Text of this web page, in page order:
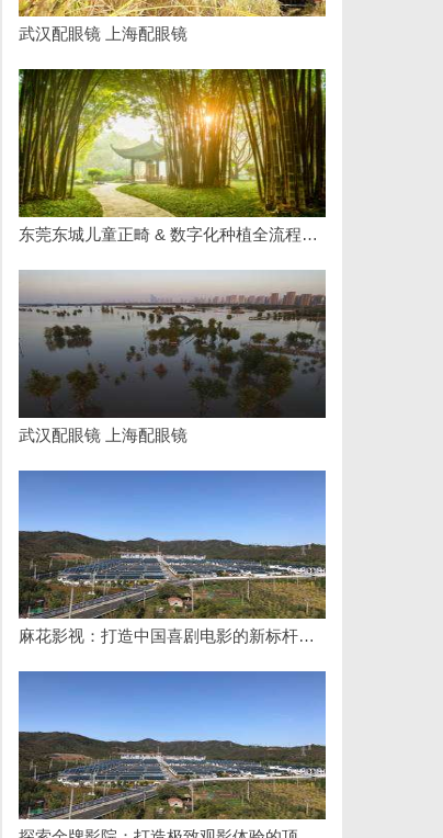
武汉配眼镜 上海配眼镜
东莞东城儿童正畸 & 数字化种植全流程专业科普指南
武汉配眼镜 上海配眼镜
麻花影视：打造中国喜剧电影的新标杆与文化现象